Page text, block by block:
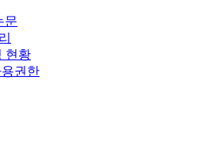
문
현황
권한